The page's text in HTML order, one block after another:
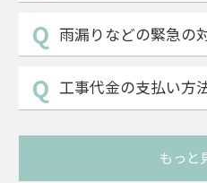
雨漏りなどの緊急の
工事代金の支払い方
もっと